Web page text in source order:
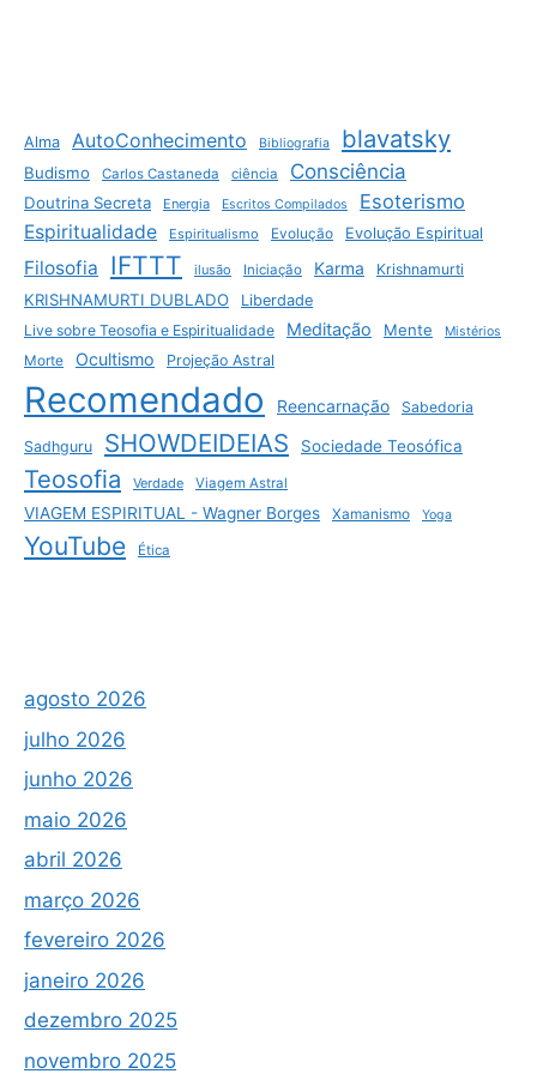
Alma AutoConhecimento Bibliografia blavatsky
Budismo Carlos Castaneda ciência Consciência
Doutrina Secreta Energia Escritos Compilados Esoterismo
Espiritualidade Espiritualismo Evolução Evolução Espiritual
Filosofia IFTTT ilusão Iniciação Karma Krishnamurti
KRISHNAMURTI DUBLADO
Liberdade
Live sobre Teosofia e Espiritualidade
Meditação Mente Mistérios
Morte Ocultismo Projeção Astral
Recomendado Reencarnação Sabedoria
Sadhguru SHOWDEIDEIAS Sociedade Teosófica
Teosofia Verdade Viagem Astral
VIAGEM ESPIRITUAL - Wagner Borges Xamanismo Yoga
YouTube Ética
agosto 2026
julho 2026
junho 2026
maio 2026
abril 2026
março 2026
fevereiro 2026
janeiro 2026
dezembro 2025
novembro 2025